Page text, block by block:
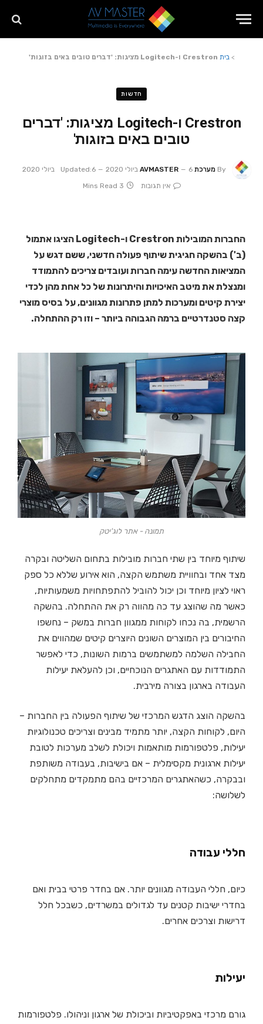
>בית Crestron ו-Logitech מציגות: 'דברים טובים באים בזוגות'
חדשות
Crestron ו-Logitech מציגות: 'דברים
טובים באים בזוגות'
By מערכת AVMASTER 6 ביולי 2020 Updated:6 ביולי 2020
אין תגובות
3 Mins Read
החברות המובילות Crestron ו-Logitech הציגו אתמול
(ב') בהשקה חגיגית שיתוף פעולה חדשני, ששם דגש על
המציאות החדשה עימה חברות ועובדים צריכים להתמודד
ומנצלת את מיטב האיכויות והיתרונות של כל אחת מהן לכדי
יצירת קיטים ומערכות למתן פתרונות מגוונים, על בסיס מוצרי
קצה סטנדרטיים ברמה הגבוהה ביותר – וזו רק ההתחלה.
תמונה - אתר לוג'יטק
שיתוף מיוחד בין שתי חברות מובילות בתחום השליטה ובקרה
מצד אחד ובחוויית משתמש הקצה, הוא אירוע שללא כל ספק
ראוי לציון מיוחד וכן יכול להוביל להתפתחויות משמעותיות,
כאשר מה שהוצג עד כה מהווה רק את ההתחלה. בהשקה
הרשמית, בה נכחו לקוחות ממגוון חברות במשק – נחשפו
החיבורים בין המוצרים השונים היוצרים קיטים שמהווים את
החבילה השלמה למשתמשים ברמות השונות, כדי לאפשר
התמודדות עם האתגרים הנוכחיים, וכן להעלאת יעילות
העבודה בארגון בצורה מירבית.
בהשקה הוצג הדגש המרכזי של שיתוף הפעולה בין החברות –
היום, לקוחות הקצה, יותר מתמיד מבינים וצריכים טכנולוגיות
יעילות, פלטפורמות מותאמות ויכולת לשלב מערכות לטובת
יעילות ארגונית מקסימלית – אם בישיבות, בעבודה משותפת
ובבקרה, כשהאתגרים המרכזיים בהם מתמקדים מתחלקים
לשלושה:
חללי עבודה
כיום, חללי העבודה מגוונים יותר. אם בחדר פרטי בבית ואם
בחדרי ישיבות קטנים עד לגדולים במשרדים, כשבכל חלל
דרישות וצרכים אחרים.
יעילות
גורם מרכזי באפקטיביות וביכולת של ארגון וניהולו. פלטפורמות